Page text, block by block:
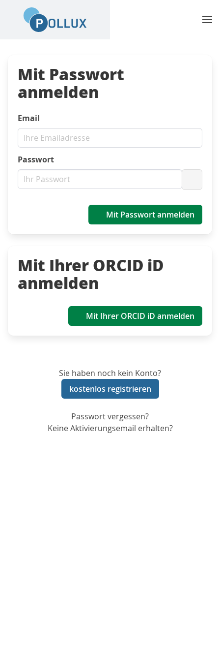
Mit Passwort
anmelden
Email
Passwort
Mit Passwort anmelden
Mit Ihrer ORCID iD
anmelden
Mit Ihrer ORCID iD anmelden
Sie haben noch kein Konto?
kostenlos registrieren
Passwort vergessen?
Keine Aktivierungsemail erhalten?